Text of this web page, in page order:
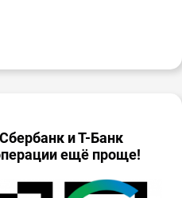
и Т-Банк
ещё проще!